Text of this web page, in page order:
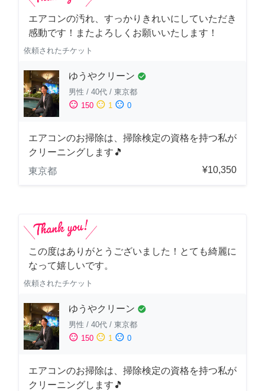
エアコンの汚れ、すっかりきれいにしていただき
感動です！またよろしくお願いいたします！
依頼されたチケット
ゆうやクリーン check_circle
男性 / 40代 / 東京都
sentiment_satisfied 150 sentiment_neutral 1 sentiment_dissatisfied 0
エアコンのお掃除は、掃除検定の資格を持つ私が
クリーニングします🎵
東京都
¥10,350
この度はありがとうございました！とても綺麗に
なって嬉しいです。
依頼されたチケット
ゆうやクリーン check_circle
男性 / 40代 / 東京都
sentiment_satisfied 150 sentiment_neutral 1 sentiment_dissatisfied 0
エアコンのお掃除は、掃除検定の資格を持つ私が
クリーニングします🎵